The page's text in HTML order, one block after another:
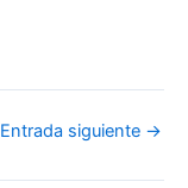
Entrada siguiente →